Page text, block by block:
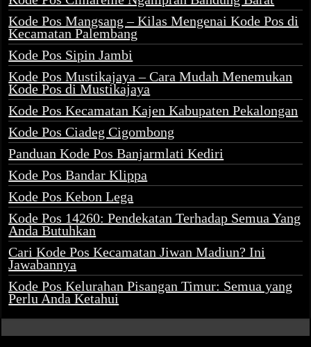
Kode Pos Mangsang – Kilas Mengenai Kode Pos di
Kecamatan Palembang
Kode Pos Sipin Jambi
Kode Pos Mustikajaya – Cara Mudah Menemukan
Kode Pos di Mustikajaya
Kode Pos Kecamatan Kajen Kabupaten Pekalongan
Kode Pos Ciadeg Cigombong
Panduan Kode Pos Banjarmlati Kediri
Kode Pos Bandar Klippa
Kode Pos Kebon Lega
Kode Pos 14260: Pendekatan Terhadap Semua Yang
Anda Butuhkan
Cari Kode Pos Kecamatan Jiwan Madiun? Ini
Jawabannya
Kode Pos Kelurahan Pisangan Timur: Semua yang
Perlu Anda Ketahui